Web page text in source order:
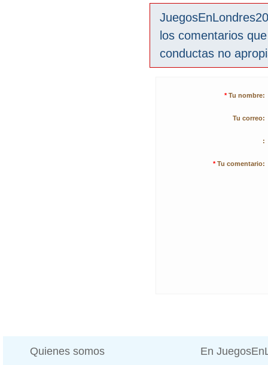
los comentarios
conductas no
* Tu nombre:
Tu correo:
:
* Tu comentario:
Quienes somos En